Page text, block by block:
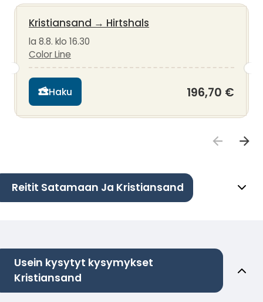
Kristiansand → Hirtshals
la 8.8. klo 16.30
Color Line
Haku 196,70 €
Reitit Satamaan Ja Kristiansand
Usein kysytyt kysymykset
Kristiansand